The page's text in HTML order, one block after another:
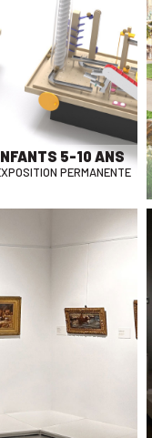
5-10 ANS
PERMANENTE